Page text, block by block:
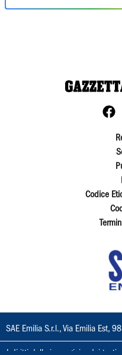
Codice
SAE Emilia S.r.l., Via Emilia Est,
I diritti delle immagini e dei testi